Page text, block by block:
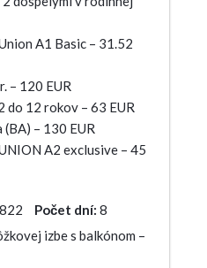
A1 Basic – 31.52
– 120 EUR
do 12 rokov – 63 EUR
– 130 EUR
A2 exclusive – 45
Počet dní: 8
izbe s balkónom –